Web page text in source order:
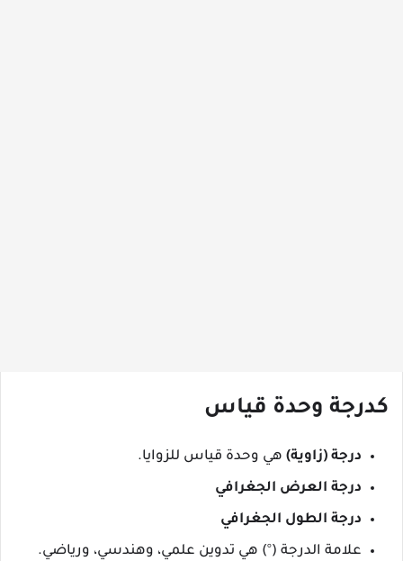
كدرجة وحدة قياس
درجة (زاوية) هي وحدة قياس للزوايا.
درجة العرض الجغرافي
درجة الطول الجغرافي
علامة الدرجة (°) هي تدوين علمي، وهندسي، ورياضي.